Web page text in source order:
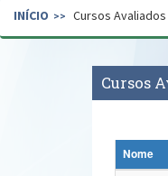
Secretaria de
INÍCIO Cursos
Cursos
Nome